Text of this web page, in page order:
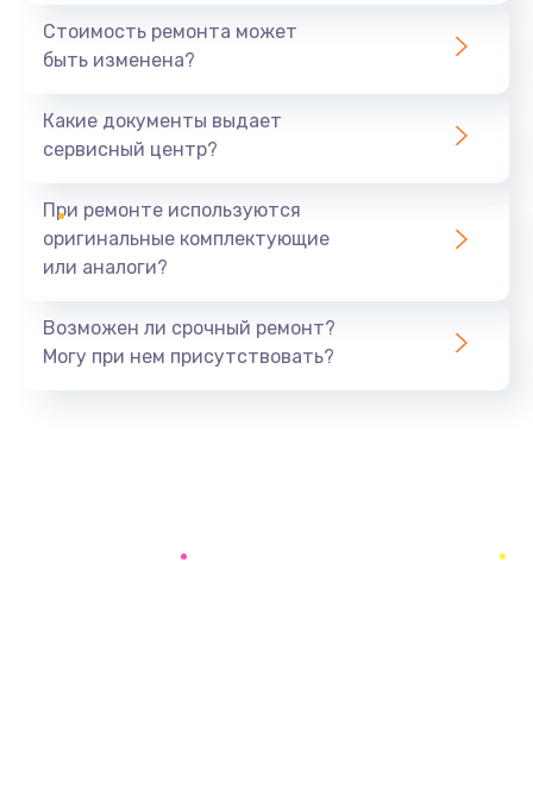
Стоимость ремонта может
быть изменена?
Какие документы выдает
сервисный центр?
При ремонте используются
оригинальные комплектующие
или аналоги?
Возможен ли срочный ремонт?
Могу при нем присутствовать?